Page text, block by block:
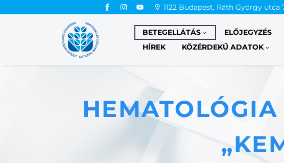
1122 Budapest, Ráth György utca
BETEGELLÁTÁS ELŐJEGYZÉS
HÍREK
KÖZÉRDEKŰ ADATOK